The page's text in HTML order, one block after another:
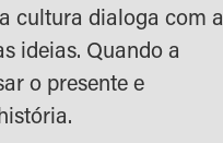
cultura dialoga com a
ideias. Quando a
o presente e